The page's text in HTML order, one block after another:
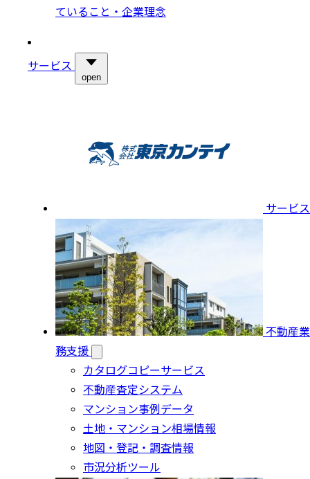
ていること・企業理念
サービス
open
サービス
不動産業
務支援
カタログコピーサービス
不動産査定システム
マンション事例データ
土地・マンション相場情報
地図・登記・調査情報
市況分析ツール